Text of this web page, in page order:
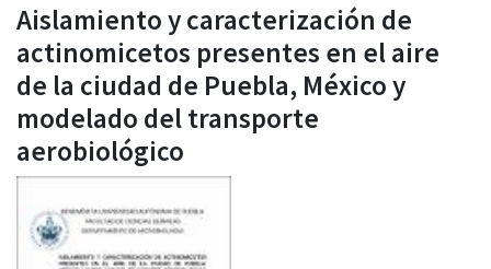
Aislamiento y caracterización de
actinomicetos presentes en el aire
de la ciudad de Puebla, México y
modelado del transporte
aerobiológico